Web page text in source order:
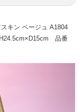
キン ベージュ A1804
品番